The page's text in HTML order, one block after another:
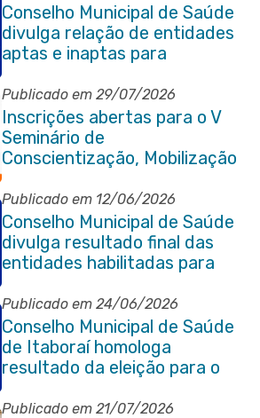
Conselho Municipal de Saúde
divulga relação de entidades
aptas e inaptas para
processo eleitoral do
quadriênio 2026-2030
Publicado em 29/07/2026
Inscrições abertas para o V
Seminário de
Conscientização, Mobilização
e Combate à Tuberculose em
Itaboraí
Publicado em 12/06/2026
Conselho Municipal de Saúde
divulga resultado final das
entidades habilitadas para
eleição do quadriênio 2026-
2030
Publicado em 24/06/2026
Conselho Municipal de Saúde
de Itaboraí homologa
resultado da eleição para o
quadriênio 2026–2030
Publicado em 21/07/2026